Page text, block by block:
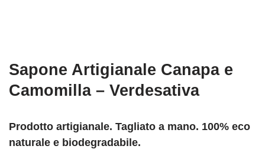
Sapone Artigianale Canapa e
Camomilla – Verdesativa
Prodotto artigianale. Tagliato a mano. 100% eco
naturale e biodegradabile.